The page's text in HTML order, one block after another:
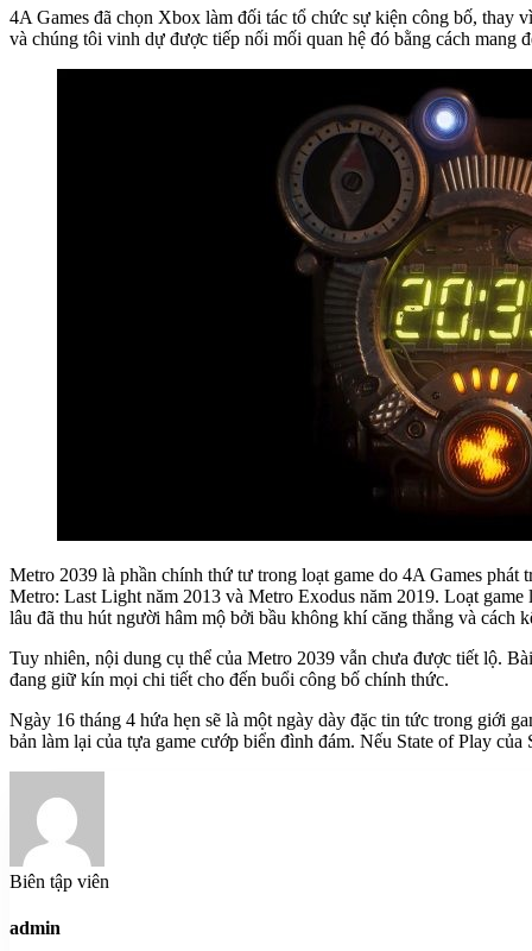
4A Games đã chọn Xbox làm đối tác tổ chức sự kiện công bố, thay
và chúng tôi vinh dự được tiếp nối mối quan hệ đó bằng cách mang
Metro 2039 là phần chính thứ tư trong loạt game do 4A Games
Metro: Last Light năm 2013 và Metro Exodus năm 2019. Loạt
lâu đã thu hút người hâm mộ bởi bầu không khí căng thẳng và cách
Tuy nhiên, nội dung cụ thể của Metro 2039 vẫn chưa được tiết lộ.
đang giữ kín mọi chi tiết cho đến buổi công bố chính thức.
Ngày 16 tháng 4 hứa hẹn sẽ là một ngày dày đặc tin tức trong giới
bản làm lại của tựa game cướp biển đình đám. Nếu State of Play
Biên tập viên
admin